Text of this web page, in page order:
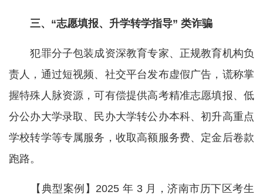
三、“志愿填报、升学转学指导” 类诈骗
犯罪分子包装成资深教育专家、正规教育机构负
责人，通过短视频、社交平台发布虚假广告，谎称掌
握特殊人脉资源，可有偿提供高考精准志愿填报、低
分公办大学录取、民办大学转公办本科、初升高重点
学校转学等专属服务，收取高额服务费、定金后卷款
跑路。
【典型案例】2025 年 3 月，济南市历下区考生